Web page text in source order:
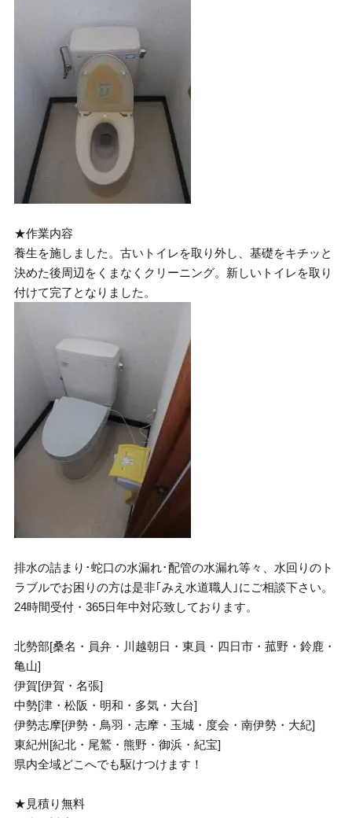
★作業内容
養生を施しました。古いトイレを取り外し、基礎をキチッと
決めた後周辺をくまなくクリーニング。新しいトイレを取り
付けて完了となりました。
排水の詰まり･蛇口の水漏れ･配管の水漏れ等々、水回りのト
ラブルでお困りの方は是非｢みえ水道職人｣にご相談下さい。
24時間受付・365日年中対応致しております。
北勢部[桑名・員弁・川越朝日・東員・四日市・菰野・鈴鹿・
亀山]
伊賀[伊賀・名張]
中勢[津・松阪・明和・多気・大台]
伊勢志摩[伊勢・鳥羽・志摩・玉城・度会・南伊勢・大紀]
東紀州[紀北・尾鷲・熊野・御浜・紀宝]
県内全域どこへでも駆けつけます！
★見積り無料